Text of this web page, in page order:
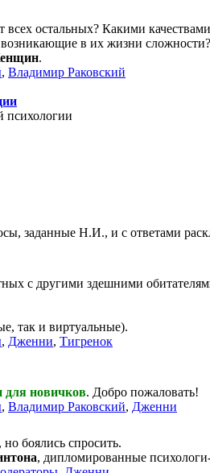
остальных? Какими
в их жизни сложности?
.
, Владимир Раковский
психологии
заданные Н.И., и с ответами
с другими здешними
так и виртуальные).
, Дженни, Тигренок
для новичков. Добро пожаловать!
, Владимир Раковский, Дженни
боялись спросить.
, дипломированные